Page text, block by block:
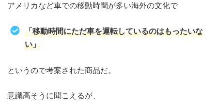
アメリカなど車での移動時間が多い海外の文化で
「移動時間にただ車を運転しているのはもったいな
い」
というので考案された商品だ。
意識高そうに聞こえるが、